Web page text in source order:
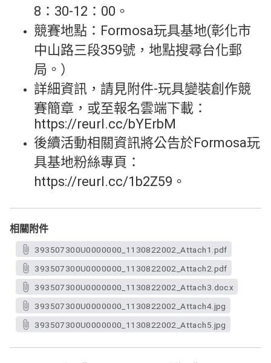
8：30-12：00。
競賽地點：Formosa玩具基地(彰化市
中山路三段359號，地點搜尋台化郵
局。）
詳細資訊，請見附件-玩具變裝創作競
賽簡章，或至報名雲端下載：
https://reurl.cc/bYErbM
後續活動相關資訊將公告於Formosa玩
具基地粉絲專頁：
https://reurl.cc/1b2Z59。
相關附件
393507300U0000000_1130822002_Attach1.pdf
393507300U0000000_1130822002_Attach2.pdf
393507300U0000000_1130822002_Attach3.docx
393507300U0000000_1130822002_Attach4.jpg
393507300U0000000_1130822002_Attach5.jpg